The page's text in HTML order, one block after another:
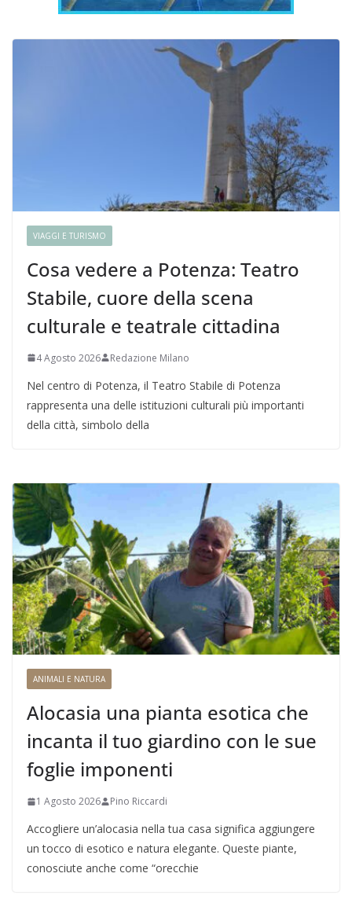
VIAGGI E TURISMO
Cosa vedere a Potenza: Teatro
Stabile, cuore della scena
culturale e teatrale cittadina
4 Agosto 2026 Redazione Milano
Nel centro di Potenza, il Teatro Stabile di Potenza
rappresenta una delle istituzioni culturali più importanti
della città, simbolo della
ANIMALI E NATURA
Alocasia una pianta esotica che
incanta il tuo giardino con le sue
foglie imponenti
1 Agosto 2026 Pino Riccardi
Accogliere un’alocasia nella tua casa significa aggiungere
un tocco di esotico e natura elegante. Queste piante,
conosciute anche come “orecchie